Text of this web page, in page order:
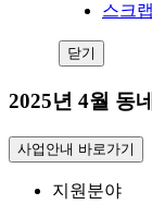
스크랩
닫기
2025년 4월 동
사업안내 바로가기
지원분야